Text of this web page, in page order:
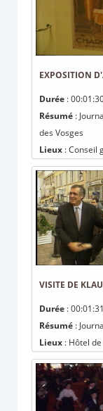
EXPOSITION
Durée :
Résumé :
des Vosges
Lieux : Conseil
VISITE DE
Durée : 00:01:31
Résumé :
Lieux : Hôtel